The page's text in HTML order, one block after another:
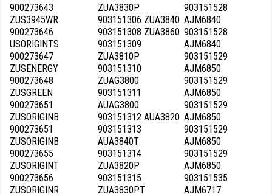
900273643
ZUS3945WR
900273646
USORIGINTS
900273647
ZUSENERGY
900273648
ZUSGREEN
900273651
ZUSORIGINB
900273651
ZUSORIGINB
900273655
ZUSORIGINT
900273656
ZUSORIGINR
ZUA3830P
903151306 ZUA3840
903151308 ZUA3860
903151309
ZUA3810P
903151310
ZUAG3800
903151311
AUAG3800
903151312 AUA3820
903151313
AUA3840T
903151314
ZUA3820P
903151315
ZUA3830PT
903151528
AJM6840
903151528
AJM6840
903151529
AJM6850
903151529
AJM6850
903151529
AJM6850
903151529
AJM6850
903151529
AJM6850
903151535
AJM6717